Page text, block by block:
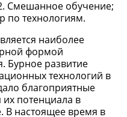
Смешанное обучение;
по технологиям.
наиболее
формой
Бурное развитие
технологий в
благоприятные
потенциала в
В настоящее время в